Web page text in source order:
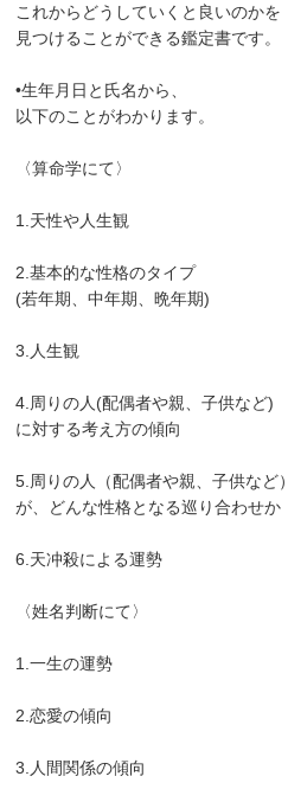
これからどうしていくと良いのかを
見つけることができる鑑定書です。
•生年月日と氏名から、
以下のことがわかります。
〈算命学にて〉
1.天性や人生観
2.基本的な性格のタイプ
(若年期、中年期、晩年期)
3.人生観
4.周りの人(配偶者や親、子供など)
に対する考え方の傾向
5.周りの人（配偶者や親、子供など）
が、どんな性格となる巡り合わせか
6.天冲殺による運勢
〈姓名判断にて〉
1.一生の運勢
2.恋愛の傾向
3.人間関係の傾向